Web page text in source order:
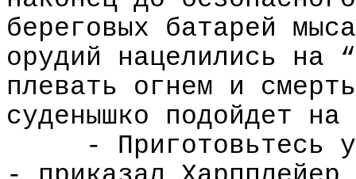
береговых батарей
орудий нацелились на
плевать огнем и
суденышко подойдет
- Приготовьтесь